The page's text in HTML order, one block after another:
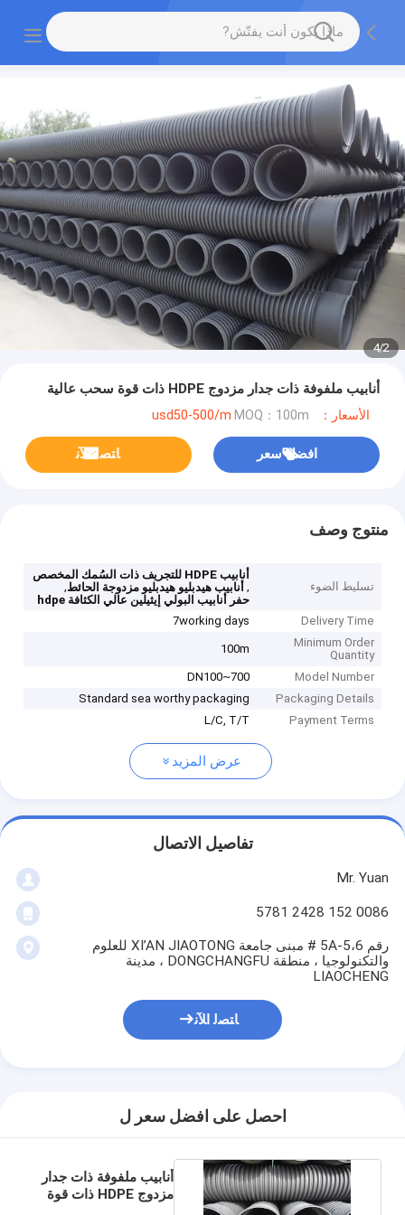
2
/
4
أنابيب ملفوفة ذات جدار مزدوج HDPE ذات قوة سحب عالية
الأسعار：usd50-500/m MOQ：100m
افضل سعر ﺎﺘﺼﻟ ﺍﻶﻧ
منتوج وصف
تسليط الضوء
أنابيب HDPE للتجريف ذات السُمك المخصص
,أنابيب هيدبليو هيدبليو مزدوجة الحائط,
حفر أنابيب البولي إيثيلين عالي الكثافة hdpe
Delivery Time
7working days
Minimum Order
Quantity
100m
Model Number
DN100~700
Packaging Details
Standard sea worthy packaging
Payment Terms
L/C, T/T
عرض المزيد
تفاصيل الاتصال
Mr. Yuan
0086 152 2428 5781
رقم 5A-5،6 # مبنى جامعة XI’AN JIAOTONG للعلوم
والتكنولوجيا ، منطقة DONGCHANGFU ، مدينة
LIAOCHENG
ﺎﺘﺼﻟ ﺍﻶﻧ
احصل على افضل سعر ل
أنابيب ملفوفة ذات جدار
مزدوج HDPE ذات قوة